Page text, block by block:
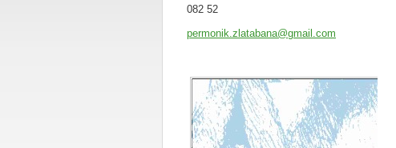
082 52
permonik.zlatabana@gmail .com